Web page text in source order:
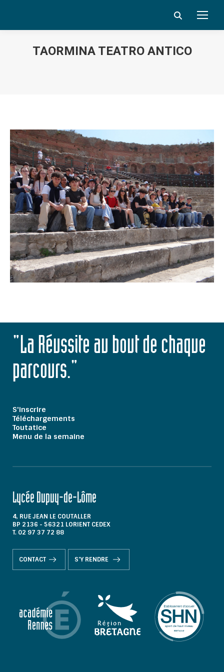
Search:
TAORMINA TEATRO ANTICO
"La Réussite au bout de chaque
parcours."
S'inscrire
Téléchargements
Toutatice
Menu de la semaine
Lycée Dupuy-de-Lôme
4, RUE JEAN LE COUTALLER
BP 2136 - 56321 LORIENT CEDEX
T. 02 97 37 72 88
CONTACT S'Y RENDRE